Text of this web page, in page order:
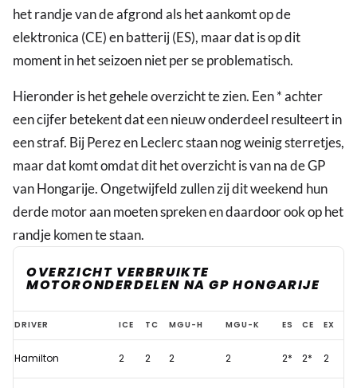
het randje van de afgrond als het aankomt op de
elektronica (CE) en batterij (ES), maar dat is op dit
moment in het seizoen niet per se problematisch.
Hieronder is het gehele overzicht te zien. Een * achter
een cijfer betekent dat een nieuw onderdeel resulteert in
een straf. Bij Perez en Leclerc staan nog weinig sterretjes,
maar dat komt omdat dit het overzicht is van na de GP
van Hongarije. Ongetwijfeld zullen zij dit weekend hun
derde motor aan moeten spreken en daardoor ook op het
randje komen te staan.
OVERZICHT VERBRUIKTE
MOTORONDERDELEN NA GP HONGARIJE
Deze
F1-
coureurs
DRIVER ICE TC MGU-H MGU-K ES CE EX
Hamilton 2 2 2 2 2* 2* 2